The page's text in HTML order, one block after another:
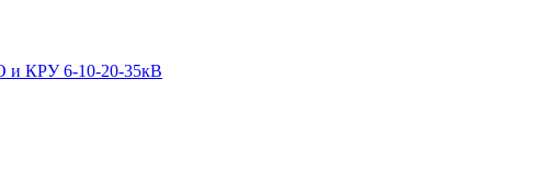
и КРУ 6-10-20-35кВ